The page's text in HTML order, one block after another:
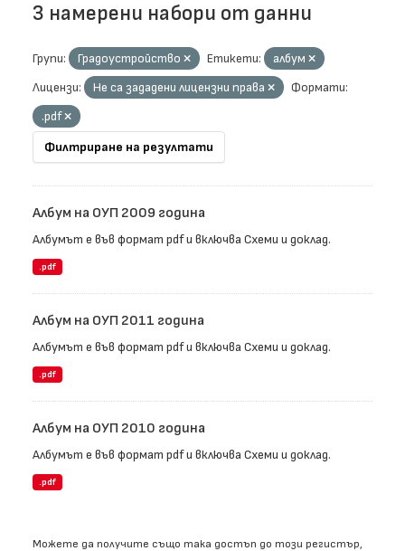
3 намерени набори от данни
Групи: Градоустройство Етикети:
албум
Лицензи:
Не са зададени лицензни права
Формати:
.pdf
Филтриране на резултати
Албум на ОУП 2009 година
Албумът е във формат pdf и включва Схеми и доклад.
.pdf
Албум на ОУП 2011 година
Албумът е във формат pdf и включва Схеми и доклад.
.pdf
Албум на ОУП 2010 година
Албумът е във формат pdf и включва Схеми и доклад.
.pdf
Можете да получите също така достъп до този регистър,